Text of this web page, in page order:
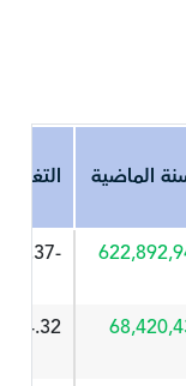
الماضية التغير%
-4.37
4.32